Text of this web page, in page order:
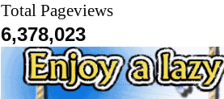
Total Pageviews
6,378,023